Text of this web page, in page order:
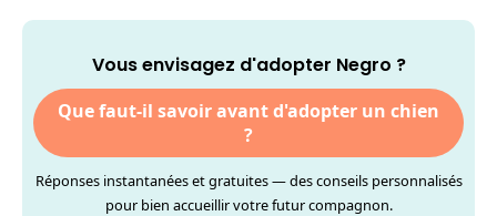
Vous envisagez d'adopter Negro ?
Que faut-il savoir avant d'adopter un chien
?
Réponses instantanées et gratuites — des conseils personnalisés
pour bien accueillir votre futur compagnon.